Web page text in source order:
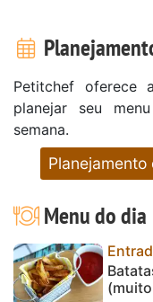
Petitchef oferece
planejar seu
semana.
Planejamento
Menu do dia